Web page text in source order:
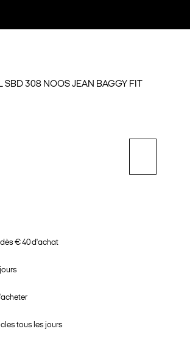
SBD 308 NOOS JEAN BAGGY FIT
€ 40 d'achat
tous les jours